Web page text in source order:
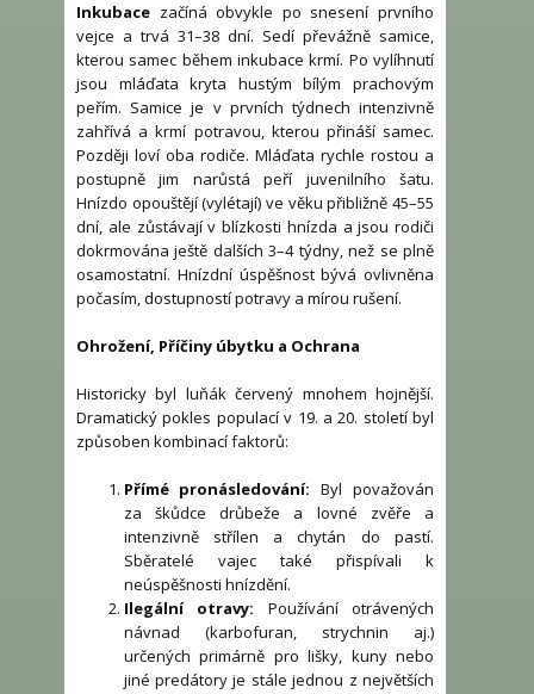
Inkubace začíná obvykle po snesení prvního
vejce a trvá 31–38 dní. Sedí převážně samice,
kterou samec během inkubace krmí. Po vylíhnutí
jsou mláďata kryta hustým bílým prachovým
peřím. Samice je v prvních týdnech intenzivně
zahřívá a krmí potravou, kterou přináší samec.
Později loví oba rodiče. Mláďata rychle rostou a
postupně jim narůstá peří juvenilního šatu.
Hnízdo opouštějí (vylétají) ve věku přibližně 45–55
dní, ale zůstávají v blízkosti hnízda a jsou rodiči
dokrmována ještě dalších 3–4 týdny, než se plně
osamostatní. Hnízdní úspěšnost bývá ovlivněna
počasím, dostupností potravy a mírou rušení.
Ohrožení, Příčiny úbytku a Ochrana
Historicky byl luňák červený mnohem hojnější.
Dramatický pokles populací v 19. a 20. století byl
způsoben kombinací faktorů:
Přímé pronásledování: Byl považován
za škůdce drůbeže a lovné zvěře a
intenzivně střílen a chytán do pastí.
Sběratelé vajec také přispívali k
neúspěšnosti hnízdění.
Ilegální otravy: Používání otrávených
návnad (karbofuran, strychnin aj.)
určených primárně pro lišky, kuny nebo
jiné predátory je stále jednou z největších